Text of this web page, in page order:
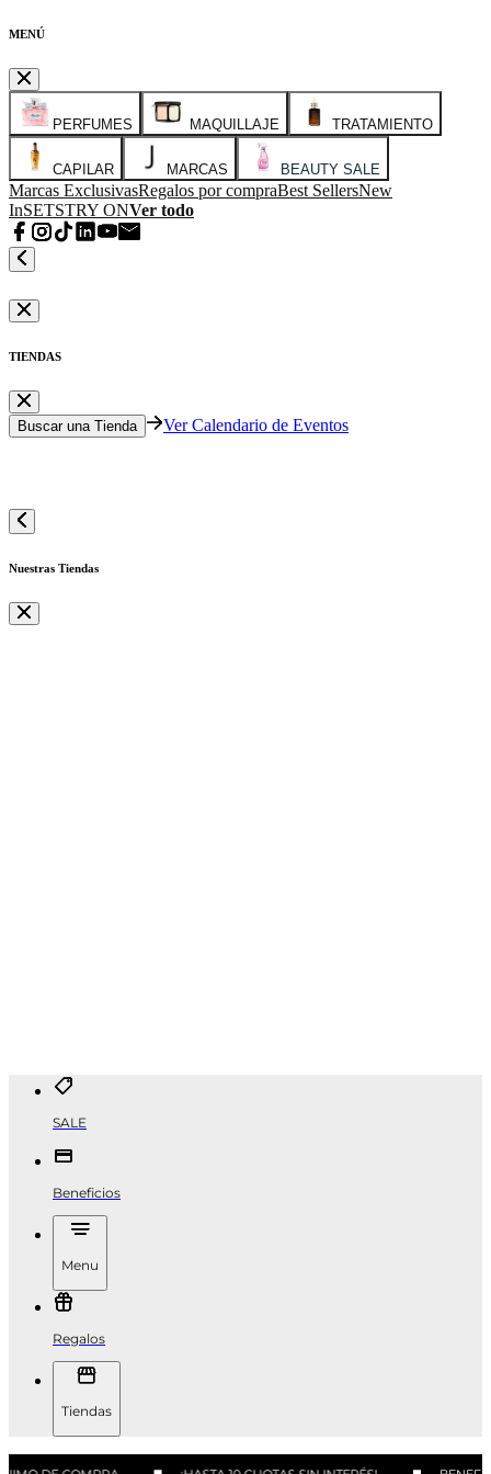
MENÚ
PERFUMES MAQUILLAJE TRATAMIENTO
CAPILAR MARCAS BEAUTY SALE
Marcas ExclusivasRegalos por compraBest SellersNew
InSETSTRY ONVer todo
TIENDAS
Buscar una Tienda Ver Calendario de Eventos
Nuestras Tiendas
SALE
Beneficios
Menu
Regalos
Tiendas